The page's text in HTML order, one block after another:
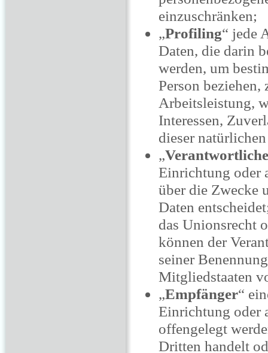
einzuschränken;
„Profiling“ jede
Daten, die darin
werden, um
Person
Arbeitsleistung,
Interessen,
dieser
„
Einrichtung oder
über die Zwecke
Daten
das Unionsrecht
können der
seiner
Mitgliedstaaten
„Empfänger“
Einrichtung oder
offengelegt
Dritten handelt